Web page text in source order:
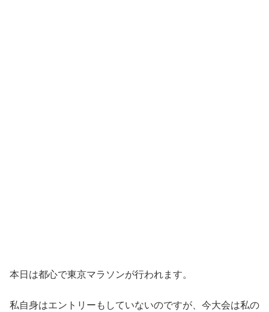
本日は都心で東京マラソンが行われます。
私自身はエントリーもしていないのですが、今大会は私の